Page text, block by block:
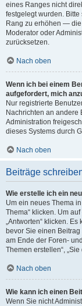
eines Ranges nicht
festgelegt wurden.
Rang zu erhöhen —
Moderator oder
zurücksetzen.
Nach oben
Wenn ich bei einem
aufgefordert, mich
Nur registrierte
Nachrichten an andere
Administration
dieses Systems durch
Nach oben
Beiträge
Wie erstelle ich ein
Um ein neues Thema
Thema“ klicken. Um
„Antworten“ klicken.
bevor Sie einen
am Ende der Foren-
Themen erstellen“,
Nach oben
Wie kann ich einen
Wenn Sie nicht